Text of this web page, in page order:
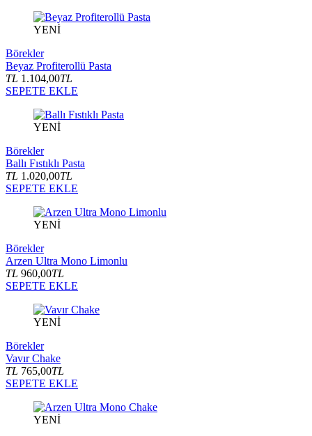
YENİ
Börekler
Beyaz Profiterollü Pasta
TL 1.104,00TL
SEPETE EKLE
YENİ
Börekler
Ballı Fıstıklı Pasta
TL 1.020,00TL
SEPETE EKLE
YENİ
Börekler
Arzen Ultra Mono Limonlu
TL 960,00TL
SEPETE EKLE
YENİ
Börekler
Vavır Chake
TL 765,00TL
SEPETE EKLE
YENİ